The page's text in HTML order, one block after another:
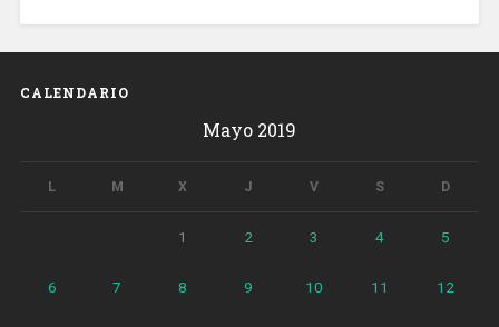
CALENDARIO
Mayo 2019
L M X J V S D
1 2 3 4 5
6 7 8 9 10 11 12